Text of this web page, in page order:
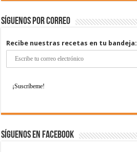
Síguenos por correo
Recibe nuestras recetas en tu bandeja:
Síguenos en Facebook